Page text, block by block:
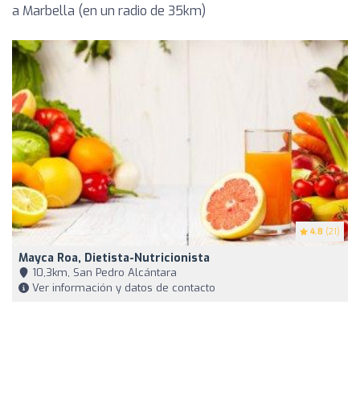
a Marbella (en un radio de 35km)
4.8 (21)
Mayca Roa, Dietista-Nutricionista
10,3km, San Pedro Alcántara
Ver información y datos de contacto